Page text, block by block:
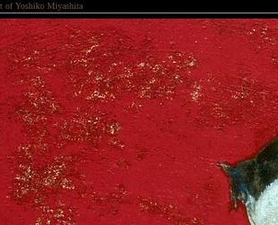
of Yoshiko Miyashita